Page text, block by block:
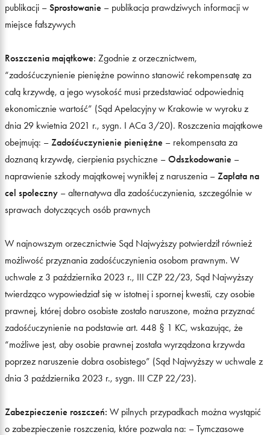
publikacji – Sprostowanie – publikacja prawdziwych informacji w
miejsce fałszywych
Roszczenia majątkowe: Zgodnie z orzecznictwem,
“zadośćuczynienie pieniężne powinno stanowić rekompensatę za
całą krzywdę, a jego wysokość musi przedstawiać odpowiednią
ekonomicznie wartość” (Sąd Apelacyjny w Krakowie w wyroku z
dnia 29 kwietnia 2021 r., sygn. I ACa 3/20). Roszczenia majątkowe
obejmują: – Zadośćuczynienie pieniężne – rekompensata za
doznaną krzywdę, cierpienia psychiczne – Odszkodowanie –
naprawienie szkody majątkowej wynikłej z naruszenia – Zapłata na
cel społeczny – alternatywa dla zadośćuczynienia, szczególnie w
sprawach dotyczących osób prawnych
W najnowszym orzecznictwie Sąd Najwyższy potwierdził również
możliwość przyznania zadośćuczynienia osobom prawnym. W
uchwale z 3 października 2023 r., III CZP 22/23, Sąd Najwyższy
twierdząco wypowiedział się w istotnej i spornej kwestii, czy osobie
prawnej, której dobro osobiste zostało naruszone, można przyznać
zadośćuczynienie na podstawie art. 448 § 1 KC, wskazując, że
“możliwe jest, aby osobie prawnej została wyrządzona krzywda
poprzez naruszenie dobra osobistego” (Sąd Najwyższy w uchwale z
dnia 3 października 2023 r., sygn. III CZP 22/23).
Zabezpieczenie roszczeń: W pilnych przypadkach można wystąpić
o zabezpieczenie roszczenia, które pozwala na: – Tymczasowe